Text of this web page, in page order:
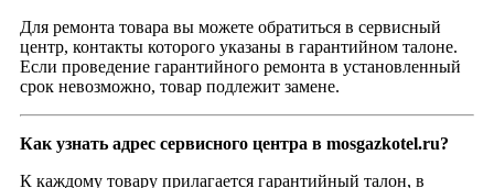
Для ремонта товара вы можете обратиться в сервисный
центр, контакты которого указаны в гарантийном талоне.
Если проведение гарантийного ремонта в установленный
срок невозможно, товар подлежит замене.
Как узнать адрес сервисного центра в mosgazkotel.ru?
К каждому товару прилагается гарантийный талон, в